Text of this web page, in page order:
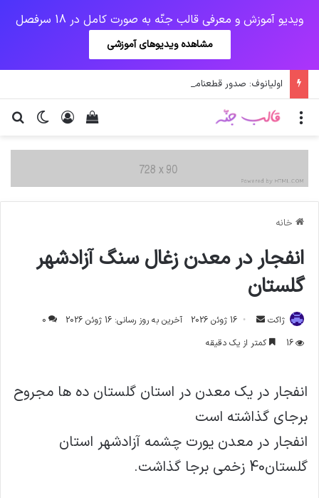
ویدیو آموزش و معرفی قالب جنّه به صورت کامل در 18 سرفصل
مشاهده ویدیوهای آموزشی
اولیانوف: صدور قطعنامه‌های علیه ایران احیای برجام را دشوار می‌کند
تغییر ورود
دیدن سبد خرید منو
خانه
انفجار در معدن زغال سنگ آزادشهر
گلستان
ژاکت
ارسال
ایمیل
16 ژوئن 2026 آخرین به روز رسانی: 16 ژوئن 2026
0
16
کمتر از یک دقیقه
انفجار در یک معدن در استان گلستان ده ها مجروح
برجای گذاشته است
انفجار در معدن یورت چشمه آزادشهر استان
گلستان40 زخمی برجا گذاشت.